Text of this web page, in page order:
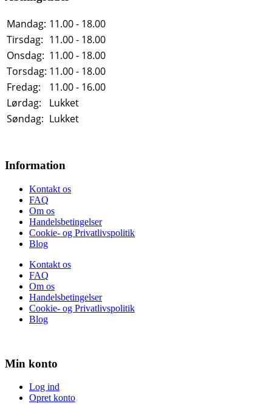
Mandag: 11.00 - 18.00
Tirsdag: 11.00 - 18.00
Onsdag: 11.00 - 18.00
Torsdag: 11.00 - 18.00
Fredag:
11.00 - 16.00
Lørdag:
Lukket
Søndag: Lukket
Information
Kontakt os
FAQ
Om os
Handelsbetingelser
Cookie- og Privatlivspolitik
Blog
Kontakt os
FAQ
Om os
Handelsbetingelser
Cookie- og Privatlivspolitik
Blog
Min konto
Log ind
Opret konto